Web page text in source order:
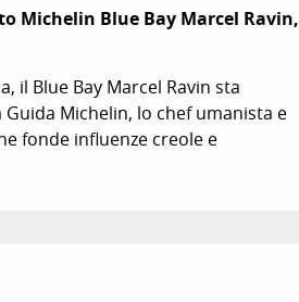
Michelin Blue Bay Marcel Ravin,
il Blue Bay Marcel Ravin sta
Michelin, lo chef umanista e
fonde influenze creole e